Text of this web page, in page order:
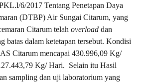
6/2017 Tentang Penetapan Daya
(DTBP) Air Sungai Citarum, yang
Citarum telah overload dan
batas dalam ketetapan tersebut. Kondisi
Citarum mencapai 430.996,09 Kg/
Kg/ Hari. Selain itu Hasil
sampling dan uji laboratorium yang